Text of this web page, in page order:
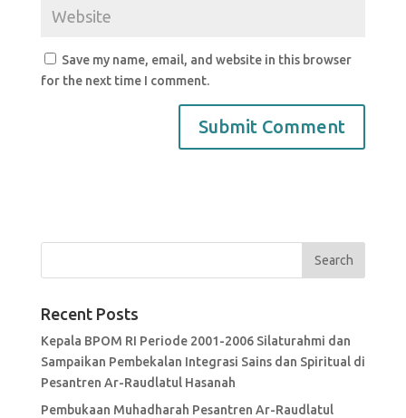
Save my name, email, and website in this browser
for the next time I comment.
Recent Posts
Kepala BPOM RI Periode 2001-2006 Silaturahmi dan
Sampaikan Pembekalan Integrasi Sains dan Spiritual di
Pesantren Ar-Raudlatul Hasanah
Pembukaan Muhadharah Pesantren Ar-Raudlatul